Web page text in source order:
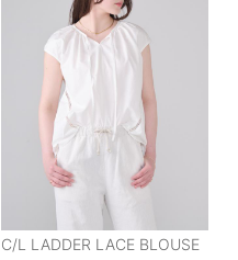
C/L LADDER LACE BLOUSE